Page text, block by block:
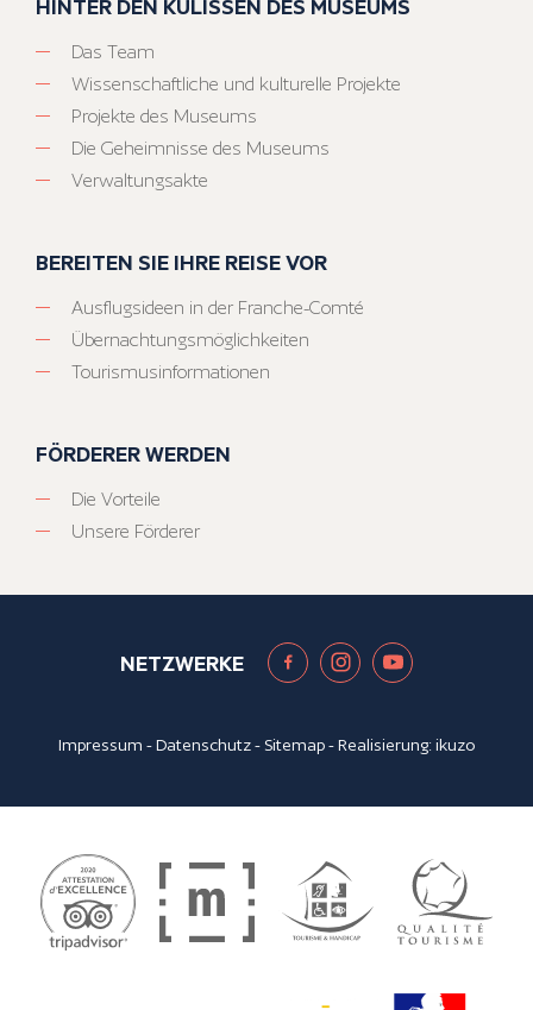
HINTER DEN KULISSEN DES MUSEUMS
Das Team
Wissenschaftliche und kulturelle Projekte
Projekte des Museums
Die Geheimnisse des Museums
Verwaltungsakte
BEREITEN SIE IHRE REISE VOR
Ausflugsideen in der Franche-Comté
Übernachtungsmöglichkeiten
Tourismusinformationen
FÖRDERER WERDEN
Die Vorteile
Unsere Förderer
NETZWERKE
Impressum -Datenschutz- Sitemap- Realisierung:ikuzo